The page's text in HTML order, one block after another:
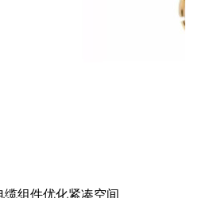
组件优化紧凑空间